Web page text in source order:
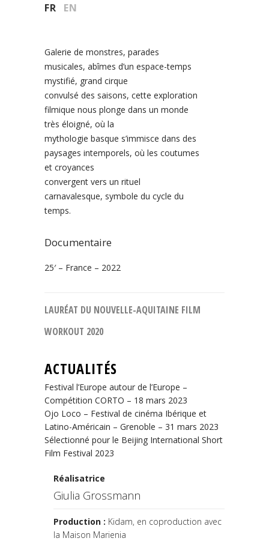
FR EN
Galerie de monstres, parades
musicales, abîmes d’un espace-temps
mystifié, grand cirque
convulsé des saisons, cette exploration
filmique nous plonge dans un monde
très éloigné, où la
mythologie basque s’immisce dans des
paysages intemporels, où les coutumes
et croyances
convergent vers un rituel
carnavalesque, symbole du cycle du
temps.
Documentaire
25′ – France – 2022
LAURÉAT DU NOUVELLE-AQUITAINE FILM
WORKOUT 2020
ACTUALITÉS
Festival l’Europe autour de l’Europe –
Compétition CORTO – 18 mars 2023
Ojo Loco – Festival de cinéma Ibérique et
Latino-Américain – Grenoble – 31 mars 2023
Sélectionné pour le Beijing International Short
Film Festival 2023
Réalisatrice
Giulia Grossmann
Production : Kidam, en coproduction avec
la Maison Marienia